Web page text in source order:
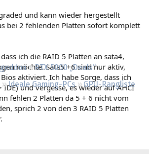
RTX 5000 „Deals“
Ideale Gaming-PCs
GPU-Rangliste
und kann wieder hergestellt
bei 2 fehlenden Platten sofort komplett
ich die RAID 5 Platten an sata4,
möchte. Sata5 +6 sind nur aktiv,
aktiviert. Ich habe Sorge, dass ich
und vergesse, es wieder auf AHCI
fehlen 2 Platten da 5 + 6 nicht vom
sprich 2 von den 3 RAID 5 Platten